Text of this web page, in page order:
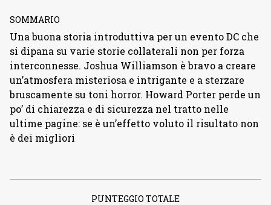
SOMMARIO
Una buona storia introduttiva per un evento DC che
si dipana su varie storie collaterali non per forza
interconnesse. Joshua Williamson è bravo a creare
un’atmosfera misteriosa e intrigante e a sterzare
bruscamente su toni horror. Howard Porter perde un
po’ di chiarezza e di sicurezza nel tratto nelle
ultime pagine: se è un’effetto voluto il risultato non
è dei migliori
PUNTEGGIO TOTALE